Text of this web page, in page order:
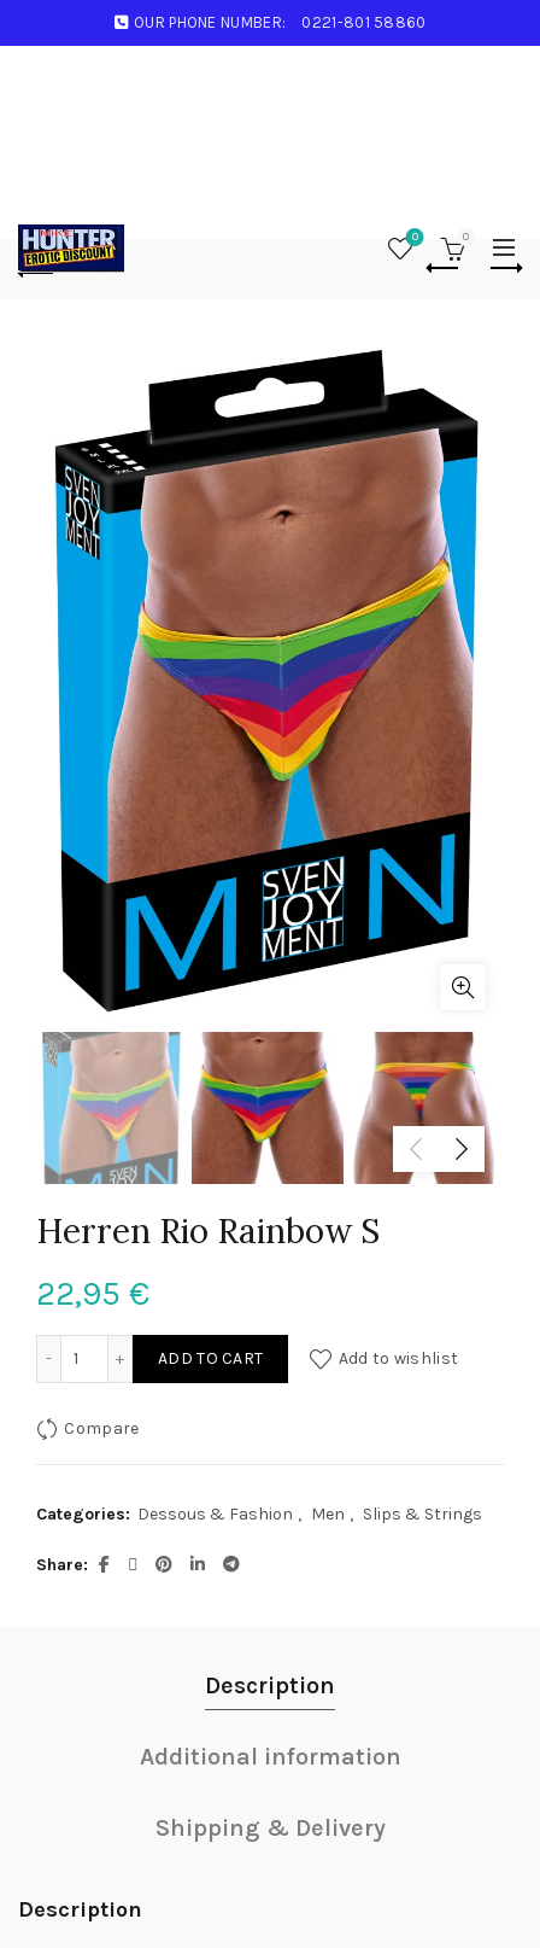
OUR PHONE NUMBER: 0221-801 58860
0 0
Herren Rio Rainbow S
22,95 €
Herren Rio Rainbow S quantity
ADD TO CART Add to wishlist
Compare
Categories: Dessous & Fashion , Men , Slips & Strings
Share
Description
Additional information
Shipping & Delivery
Description